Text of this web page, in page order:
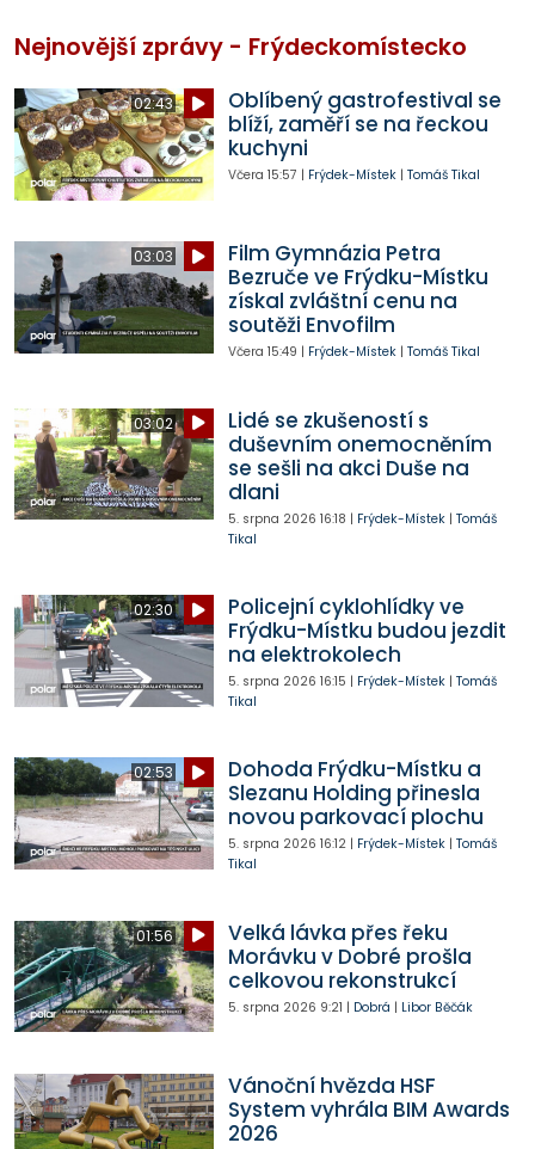
Nejnovější zprávy - Frýdeckomístecko
02:43
Oblíbený gastrofestival se
blíží, zaměří se na řeckou
kuchyni
Včera 15:57 | Frýdek-Místek| Tomáš Tikal
03:03
Film Gymnázia Petra
Bezruče ve Frýdku-Místku
získal zvláštní cenu na
soutěži Envofilm
Včera 15:49 | Frýdek-Místek| Tomáš Tikal
03:02
Lidé se zkušeností s
duševním onemocněním
se sešli na akci Duše na
dlani
5. srpna 2026 16:18 | Frýdek-Místek| Tomáš
Tikal
02:30
Policejní cyklohlídky ve
Frýdku-Místku budou jezdit
na elektrokolech
5. srpna 2026 16:15 | Frýdek-Místek| Tomáš
Tikal
02:53
Dohoda Frýdku-Místku a
Slezanu Holding přinesla
novou parkovací plochu
5. srpna 2026 16:12| Frýdek-Místek| Tomáš
Tikal
01:56
Velká lávka přes řeku
Morávku v Dobré prošla
celkovou rekonstrukcí
5. srpna 2026 9:21 | Dobrá | Libor Běčák
Vánoční hvězda HSF
System vyhrála BIM Awards
2026